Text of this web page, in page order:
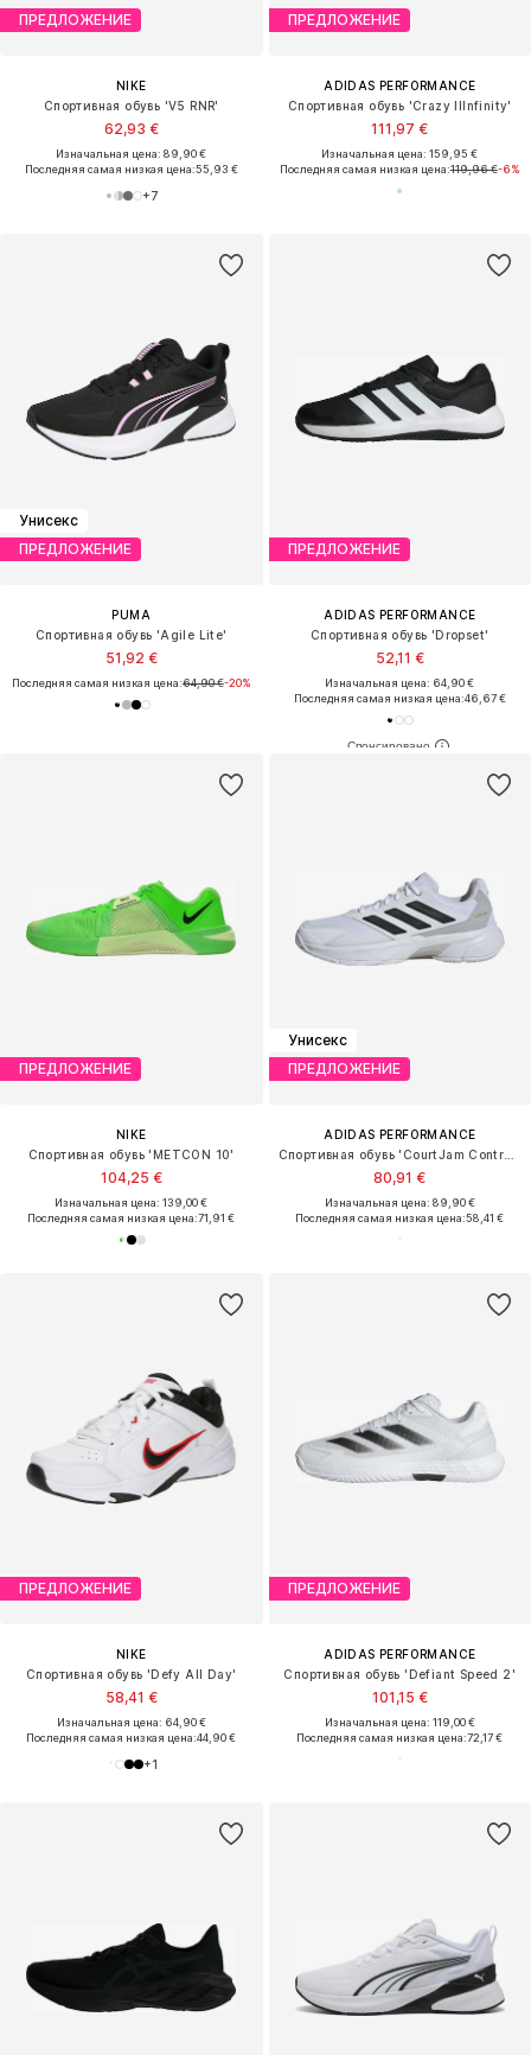
ПРЕДЛОЖЕНИЕ
NIKE
Спортивная обувь 'V5 RNR'
62,93 €
Изначальная цена: 89,90 €
Последняя самая низкая цена:55,93 €
+7
ПРЕДЛОЖЕНИЕ
ADIDAS PERFORMANCE
Спортивная обувь 'Crazy IIInfinity'
111,97 €
Изначальная цена: 159,95 €
Последняя самая низкая цена:119,96 €-6%
Унисекс
ПРЕДЛОЖЕНИЕ
PUMA
Спортивная обувь 'Agile Lite'
51,92 €
Последняя самая низкая цена:64,90 €-20%
ПРЕДЛОЖЕНИЕ
ADIDAS PERFORMANCE
Спортивная обувь 'Dropset'
52,11 €
Изначальная цена: 64,90 €
Последняя самая низкая цена:46,67 €
ПРЕДЛОЖЕНИЕ
NIKE
Спортивная обувь 'METCON 10'
104,25 €
Изначальная цена: 139,00 €
Последняя самая низкая цена:71,91 €
Унисекс
ПРЕДЛОЖЕНИЕ
ADIDAS PERFORMANCE
80,91 €
Изначальная цена: 89,90 €
Последняя самая низкая цена:58,41 €
ПРЕДЛОЖЕНИЕ
NIKE
Спортивная обувь 'Defy All Day'
58,41 €
Изначальная цена: 64,90 €
Последняя самая низкая цена:44,90 €
+1
ПРЕДЛОЖЕНИЕ
ADIDAS PERFORMANCE
Спортивная обувь 'Defiant Speed 2'
101,15 €
Изначальная цена: 119,00 €
Последняя самая низкая цена:72,17 €